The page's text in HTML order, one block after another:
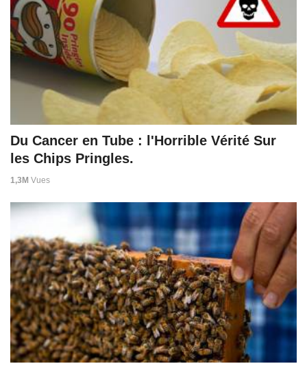
Du Cancer en Tube : l'Horrible Vérité Sur
les Chips Pringles.
1,3M Vues